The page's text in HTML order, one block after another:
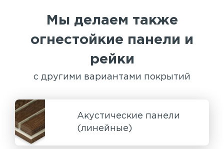
Мы делаем также
огнестойкие панели и
рейки
с другими вариантами покрытий
Акустические панели
(линейные)